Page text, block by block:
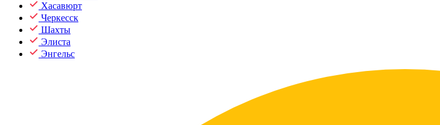
Хасавюрт
Черкесск
Шахты
Элиста
Энгельс